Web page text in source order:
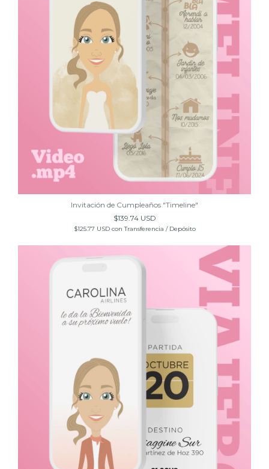
Invitación de Cumpleaños "Timeline"
$139.74 USD
$125.77 USD con Transferencia / Depósito